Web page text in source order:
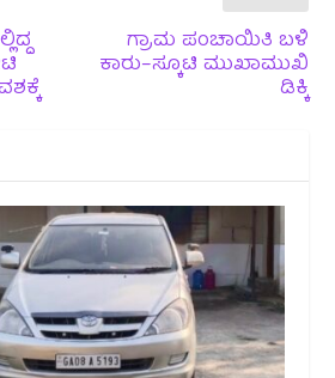
ಗ್ರಾಮ ಪಂಚಾಯಿತಿ ಬಳಿ
ಕಾರು–ಸ್ಕೂಟಿ ಮುಖಾಮುಖಿ
ಡಿಕ್ಕಿ